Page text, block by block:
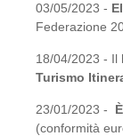
03/05/2023 -
Federazione
18/04/2023 - Il
Turismo
23/01/2023 -
(conformità